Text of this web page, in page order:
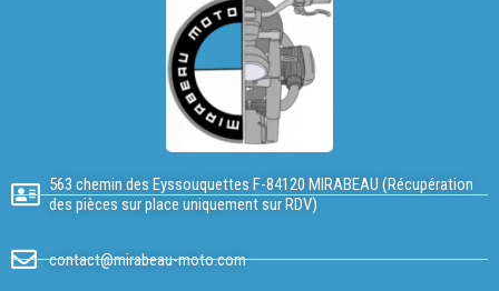
563 chemin des Eyssouquettes F-84120 MIRABEAU (Récupération
des pièces sur place uniquement sur RDV)
contact@mirabeau-moto.com